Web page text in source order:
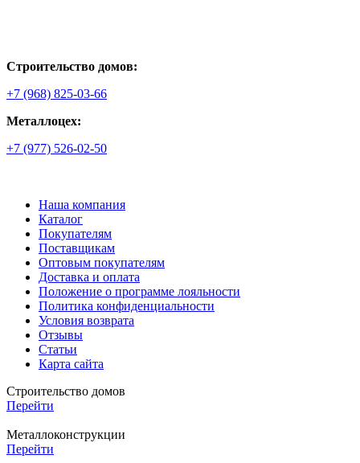
Строительство домов:
+7 (968) 825-03-66
Металлоцех:
+7 (977) 526-02-50
Наша компания
Каталог
Покупателям
Поставщикам
Оптовым покупателям
Доставка и оплата
Положение о программе лояльности
Политика конфиденциальности
Условия возврата
Отзывы
Статьи
Карта сайта
Строительство домов
Перейти
Металлоконструкции
Перейти